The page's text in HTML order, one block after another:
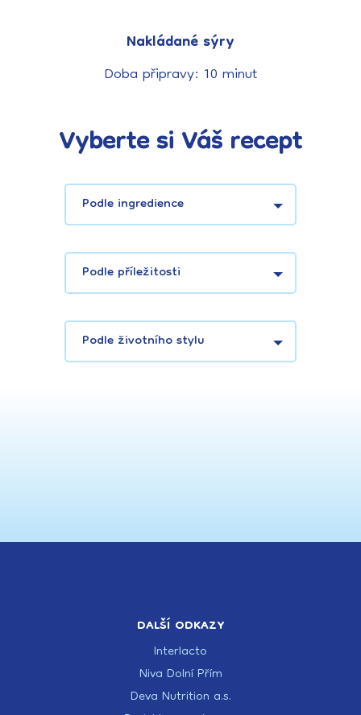
Nakládané sýry
Doba připravy: 10 minut
Vyberte si Váš recept
Podle ingredience
Podle příležitosti
Podle životního stylu
DALŠÍ ODKAZY
Interlacto
Niva Dolní Přím
Deva Nutrition a.s.